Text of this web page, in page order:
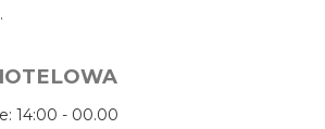
14:00 - 00.00